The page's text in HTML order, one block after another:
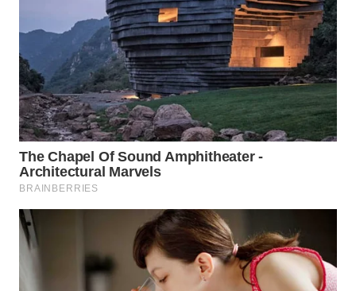
LANGKAT
WN
TAPANULI
SELATAN
WN